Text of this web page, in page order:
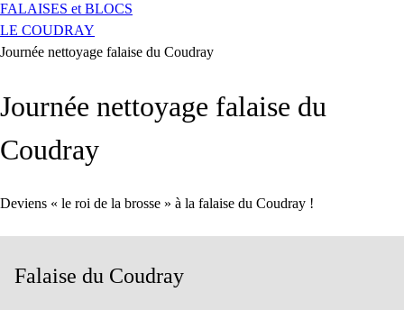
FALAISES et BLOCS
LE COUDRAY
Journée nettoyage falaise du Coudray
Journée nettoyage falaise du
Coudray
Deviens « le roi de la brosse » à la falaise du Coudray !
Falaise du Coudray